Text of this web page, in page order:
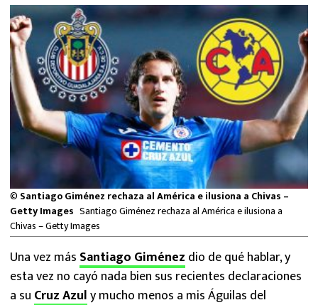
FUTBOL ESTUFA
FÓRMULA 1
BOXEO
LIGA MX
NFL
© Santiago Giménez rechaza al América e ilusiona a Chivas –
Getty Images Santiago Giménez rechaza al América e ilusiona a
Chivas – Getty Images
Una vez más Santiago Giménez dio de qué hablar, y
esta vez no cayó nada bien sus recientes declaraciones
a su Cruz Azuly mucho menos a mis Águilas del